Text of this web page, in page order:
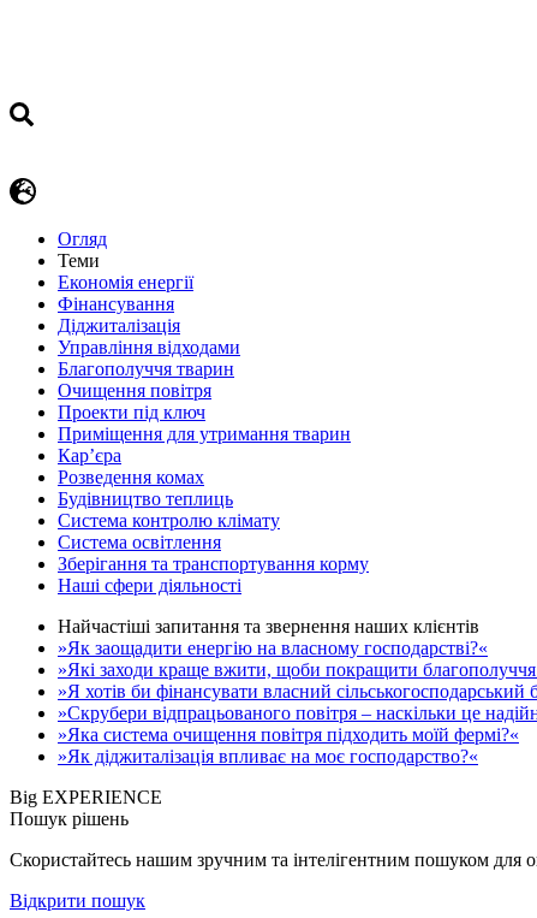
Огляд
Теми
Економія енергії
Фінансування
Діджиталізація
Управління відходами
Благополуччя тварин
Очищення повітря
Проекти під ключ
Приміщення для утримання тварин
Кар’єра
Розведення комах
Будівництво теплиць
Система контролю клімату
Система освітлення
Зберігання та транспортування корму
Наші сфери діяльності
Найчастіші запитання та звернення наших клієнтів
»Як заощадити енергію на власному господарстві?«
»Які заходи краще вжити, щоби покращити благополуччя
»Я хотів би фінансувати власний сільськогосподарський
»Скрубери відпрацьованого повітря – наскільки це
»Яка система очищення повітря підходить моїй фермі?«
»Як діджиталізація впливає на моє господарство?«
Big EXPERIENCE
Пошук рішень
Скористайтесь нашим зручним та інтелігентним пошуком для
Відкрити пошук